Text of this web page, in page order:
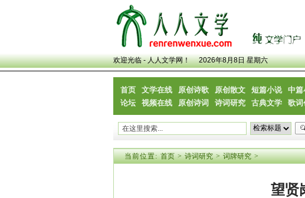
欢迎光临 - 人人文学网！ 2026年8月8日 星期六
首页 文学在线 原创诗歌 原创散文 短篇小说 中篇
论坛
视频在线 原创诗词 诗词研究 古典文学 歌词
当前位置: 首页>诗词研究>词牌研究>
望贤